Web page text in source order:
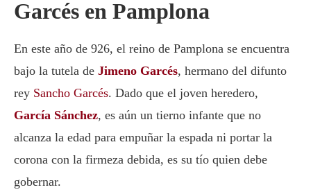
Garcés en Pamplona
En este año de 926, el reino de Pamplona se encuentra
bajo la tutela de Jimeno Garcés, hermano del difunto
rey Sancho Garcés. Dado que el joven heredero,
García Sánchez, es aún un tierno infante que no
alcanza la edad para empuñar la espada ni portar la
corona con la firmeza debida, es su tío quien debe
gobernar.